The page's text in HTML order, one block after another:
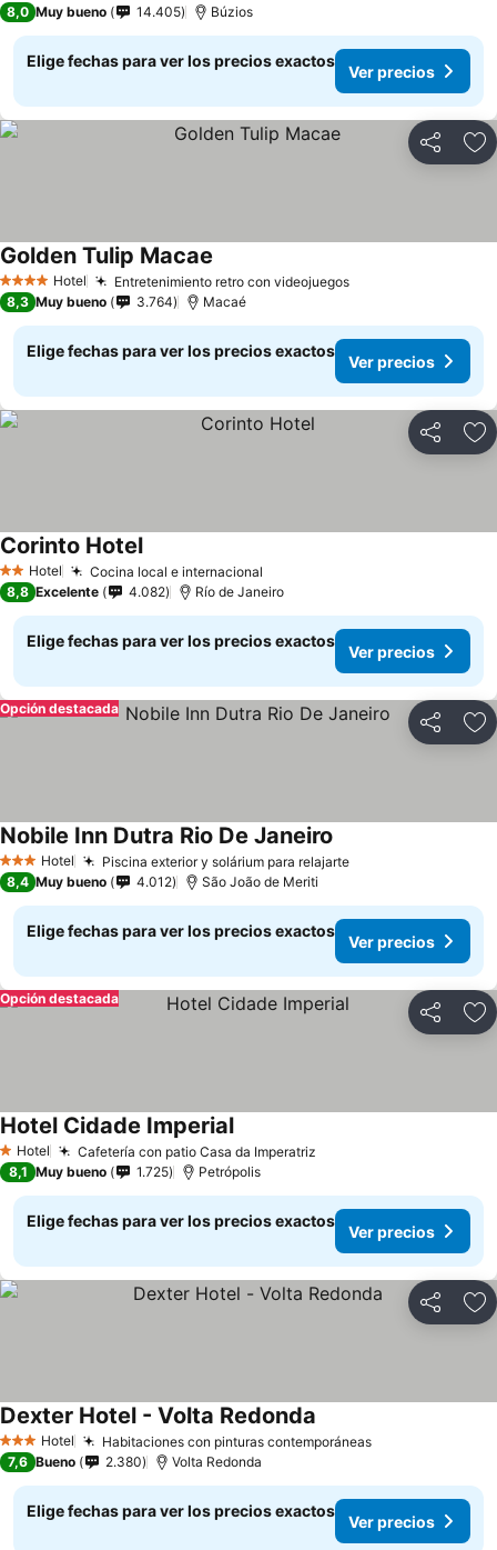
8,0 Muy bueno 14.405 Búzios
Elige fechas para ver los precios exactos
Ver precios
Compartir
4 EstrellasHotel Entretenimiento retro con videojuegosVer precios
Golden Tulip Macae
8,3 Muy bueno 3.764 Macaé
Elige fechas para ver los precios exactos
Ver precios
Compartir
2 Estrellas
Hotel Cocina local e internacional
Corinto HotelVer precios
8,8 Excelente 4.082 Río de Janeiro
Elige fechas para ver los precios exactos
Ver precios
Compartir
Opción destacada
3 Estrellas
Hotel Piscina exterior y solárium para relajarteVer precios
Nobile Inn Dutra Rio De Janeiro
8,4 Muy bueno 4.012 São João de Meriti
Elige fechas para ver los precios exactos
Ver precios
Compartir
Opción destacada
1 Estrellas
Hotel Cafetería con patio Casa da Imperatriz
Hotel Cidade ImperialVer precios
8,1 Muy bueno 1.725 Petrópolis
Elige fechas para ver los precios exactos
Ver precios
Compartir
3 Estrellas
Hotel Habitaciones con pinturas contemporáneasVer precios
Dexter Hotel - Volta Redonda
7,6 Bueno 2.380 Volta Redonda
Elige fechas para ver los precios exactos
Ver precios